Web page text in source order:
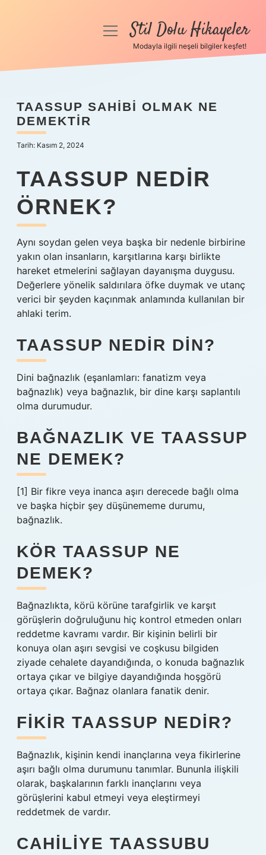
Anasayfa
Yasal Uyarı
Hakkımızda
menüyüStil Dolu Hikayeler
Modayla ilgili neşeli bilgiler keşfet!
TAASSUP SAHIBI OLMAK NE
DEMEKTIR
Tarih: Kasım 2, 2024
TAASSUP NEDIR
ÖRNEK?
Aynı soydan gelen veya başka bir nedenle birbirine
yakın olan insanların, karşıtlarına karşı birlikte
hareket etmelerini sağlayan dayanışma duygusu.
Değerlere yönelik saldırılara öfke duymak ve utanç
verici bir şeyden kaçınmak anlamında kullanılan bir
ahlaki terim.
TAASSUP NEDIR DIN?
Dini bağnazlık (eşanlamları: fanatizm veya
bağnazlık) veya bağnazlık, bir dine karşı saplantılı
olma durumudur.
BAĞNAZLIK VE TAASSUP
NE DEMEK?
[1] Bir fikre veya inanca aşırı derecede bağlı olma
ve başka hiçbir şey düşünememe durumu,
bağnazlık.
KÖR TAASSUP NE
DEMEK?
Bağnazlıkta, körü körüne tarafgirlik ve karşıt
görüşlerin doğruluğunu hiç kontrol etmeden onları
reddetme kavramı vardır. Bir kişinin belirli bir
konuya olan aşırı sevgisi ve coşkusu bilgiden
ziyade cehalete dayandığında, o konuda bağnazlık
ortaya çıkar ve bilgiye dayandığında hoşgörü
ortaya çıkar. Bağnaz olanlara fanatik denir.
FIKIR TAASSUP NEDIR?
Bağnazlık, kişinin kendi inançlarına veya fikirlerine
aşırı bağlı olma durumunu tanımlar. Bununla ilişkili
olarak, başkalarının farklı inançlarını veya
görüşlerini kabul etmeyi veya eleştirmeyi
reddetmek de vardır.
CAHILIYE TAASSUBU